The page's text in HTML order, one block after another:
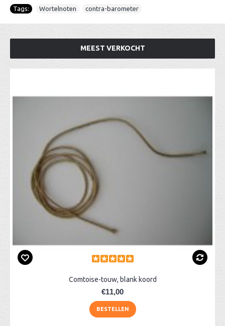
Tags: Wortelnoten contra-barometer
MEEST VERKOCHT
Comtoise-touw, blank koord
€11,00
BESTELLEN